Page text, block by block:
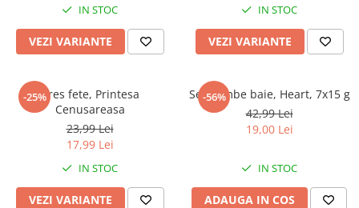
IN STOC
VEZI VARIANTE
IN STOC
VEZI VARIANTE
-25%Dres fete, Printesa
Cenusareasa
23,99 Lei
17,99 Lei
IN STOC
VEZI VARIANTE
-56%
Set bombe baie, Heart, 7x15 g
42,99 Lei
19,00 Lei
IN STOC
ADAUGA IN COS